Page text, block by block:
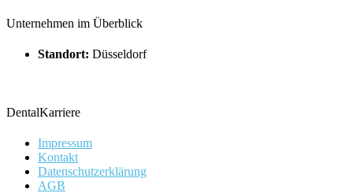
Unternehmen im Überblick
Standort: Düsseldorf
DentalKarriere
Impressum
Kontakt
Datenschutzerklärung
AGB